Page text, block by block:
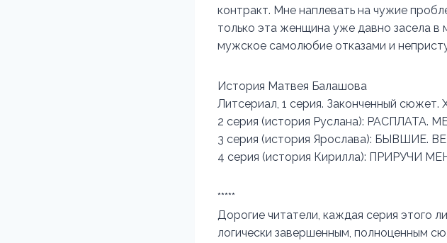
контракт. Мне наплевать на чужие
только эта женщина уже давно засела в
мужское самолюбие отказами и
История Матвея Балашова
Литсериал, 1 серия. Законченный сюжет.
2 серия (история Руслана):
3 серия (история Ярослава):
4 серия (история Кирилла): ПРИРУЧИ
*****
Дорогие читатели, каждая серия этого
логически завершенным, полноценным